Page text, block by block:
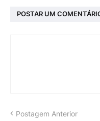
POSTAR UM
Postagem Anterior